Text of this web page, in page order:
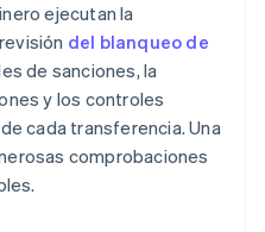
ejecutan la
del blanqueo de
de sanciones, la
y los controles
cada transferencia. Una
comprobaciones